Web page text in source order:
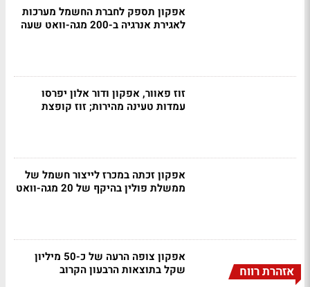
אפקון תספק לחברת החשמל מערכות
לאגירת אנרגיה ב-200 מגה-וואט שעה
זוז פאוור, אפקון ודור אלון יפרסו
עמדות טעינה מהירות; זוז קופצת
אפקון זכתה במכרז לייצור חשמל של
ממשלת פולין בהיקף של 20 מגה-וואט
אזהרת רווח
אפקון צופה הרעה של כ-50 מיליון
שקל בתוצאות הרבעון הקרוב